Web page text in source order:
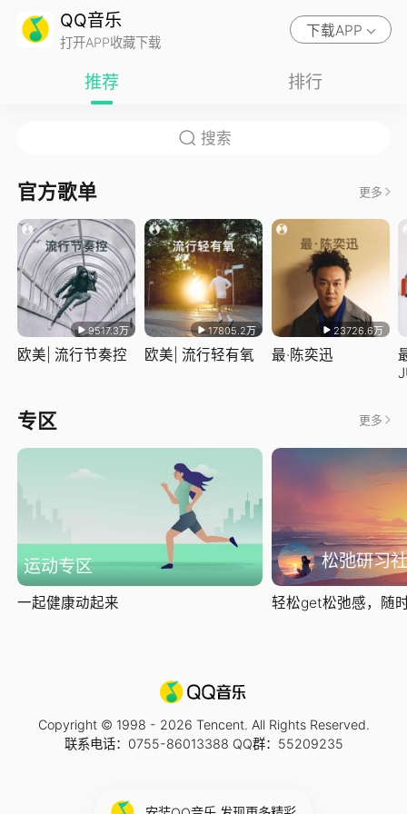
QQ音乐
打开APP收藏下载
下载APP
推荐 排行
官方歌单 更多
9517.3万
欧美| 流行节奏控
17805.2万
欧美| 流行轻有氧
23726.6万
最·陈奕迅
专区 更多
运动专区
一起健康动起来
松弛研习社
轻松get松弛感，随
Copyright © 1998 - 2026 Tencent. All Rights Reserved.
联系电话：0755-86013388 QQ群：55209235